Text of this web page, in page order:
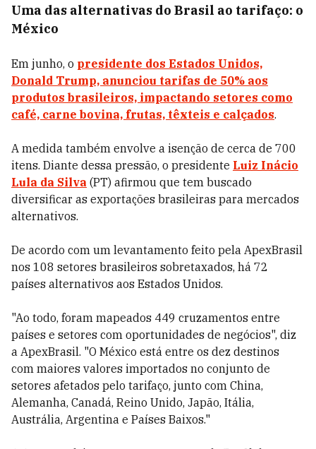
Uma das alternativas do Brasil ao tarifaço: o
México
Em junho, o presidente dos Estados Unidos,
Donald Trump, anunciou tarifas de 50% aos
produtos brasileiros, impactando setores como
café, carne bovina, frutas, têxteis e calçados.
A medida também envolve a isenção de cerca de 700
itens. Diante dessa pressão, o presidente Luiz Inácio
Lula da Silva (PT) afirmou que tem buscado
diversificar as exportações brasileiras para mercados
alternativos.
De acordo com um levantamento feito pela ApexBrasil
nos 108 setores brasileiros sobretaxados, há 72
países alternativos aos Estados Unidos.
"Ao todo, foram mapeados 449 cruzamentos entre
países e setores com oportunidades de negócios", diz
a ApexBrasil. "O México está entre os dez destinos
com maiores valores importados no conjunto de
setores afetados pelo tarifaço, junto com China,
Alemanha, Canadá, Reino Unido, Japão, Itália,
Austrália, Argentina e Países Baixos."